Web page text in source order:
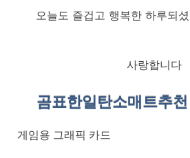
오늘도 즐겁고 행복한 하루되
사랑합니다
곰표한일탄소매트추
게임용 그래픽 카드